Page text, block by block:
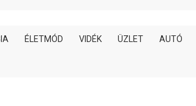
ÉLETMÓD VIDÉK ÜZLET AUTÓ